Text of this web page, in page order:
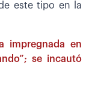
este tipo en la
impregnada en
se incautó